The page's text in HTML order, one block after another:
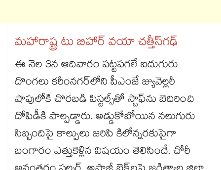
మహారాష్ట్ర టు బిహార్‌‌‌‌ వయా చత్తీస్‌‌‌‌గఢ్‌‌‌‌
ఈ నెల 3న ఆదివారం పట్టపగలే ఐదుగురు
దొంగలు కరీంనగర్‌‌‌‌లోని పీఎంజే జ్యువెల్లరీ
షాపులోకి చొరబడి పిస్టల్స్‌‌‌‌తో స్టాఫ్‌‌‌‌ను బెదిరించి
దోపిడీకి పాల్పడ్డారు. అడ్డుకోబోయిన నలుగురు
సిబ్బందిపై కాల్పులు జరిపి కిలోన్నరకుపైగా
బంగారం ఎత్తుకెళ్లిన విషయం తెలిసిందే. చోరీ